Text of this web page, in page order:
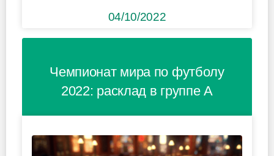
04/10/2022
Чемпионат мира по футболу
2022: расклад в группе A